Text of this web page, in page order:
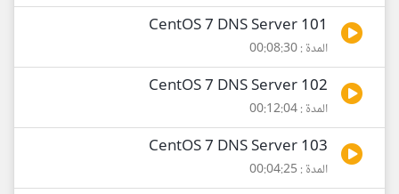
101 CentOS 7 DNS Server
المدة : 00:08:30
102 CentOS 7 DNS Server
المدة : 00:12:04
103 CentOS 7 DNS Server
المدة : 00:04:25